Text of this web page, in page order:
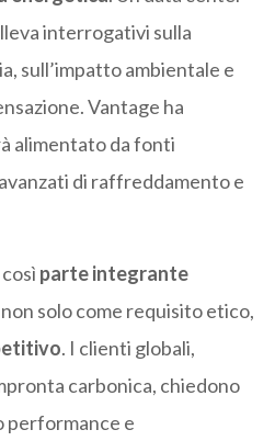
interrogativi sulla
sull’impatto ambientale e
Vantage ha
alimentato da fonti
di raffreddamento e
parte integrante
non solo come requisito etico,
. I clienti globali,
carbonica, chiedono
performance e